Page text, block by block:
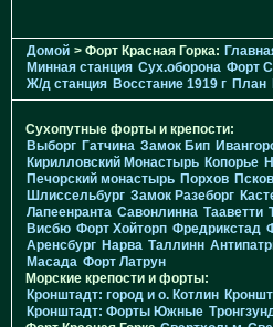
Домой > Форт Красная Горка:
Минная станция Cух.оборона Форт
Ж/д станция Восстание 1919 г План
Сухопутные форты и крепости:
Выборг Гатчина Замок Бип
Кирилловский Монастырь Копорье
Печорcкий монастырь Порхов Псков
Шлиссельбург Замок Разеборг
Лапеенранта Савонлинна Тааветти
Висбю Форт Хойторп Фредрикстад
Аренсбург Нарва Таллинн
Масада Форт Латрун
Морские крепости и форты:
Кронштадт: город и о. Котлин
Кронштадт: Форты Южные